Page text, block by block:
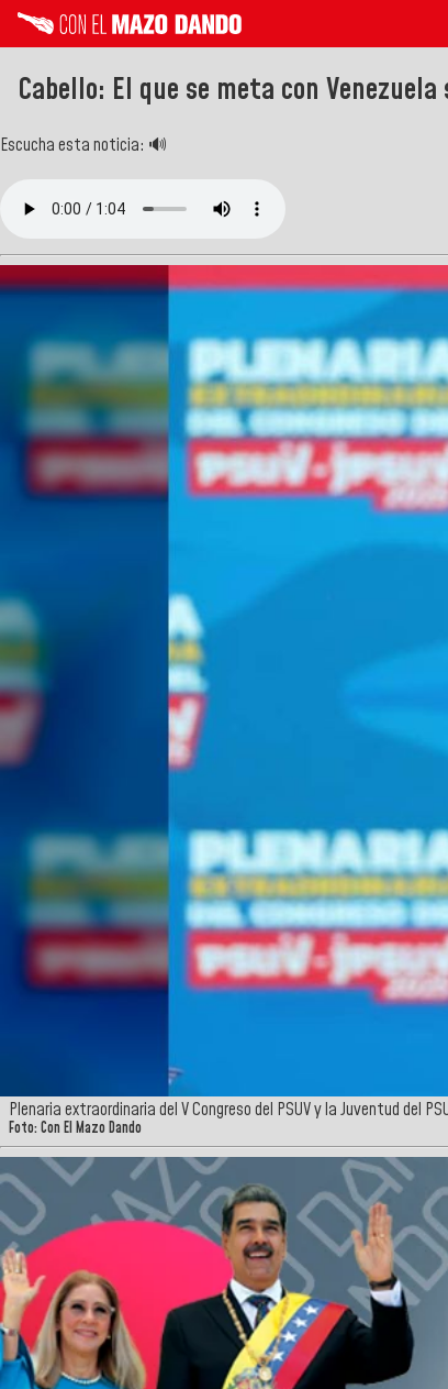
Cabello: El que se meta con
Escucha esta noticia: 🔊
Plenaria extraordinaria del V Congreso del PSUV y la Juventud del
Foto: Con El Mazo Dando